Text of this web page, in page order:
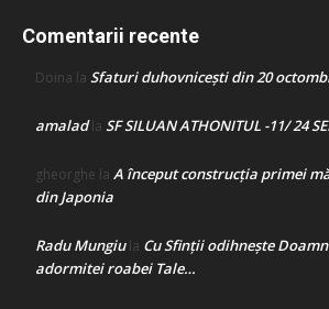
Comentarii recente
Doina la Sfaturi duhovnicești din 20
amaladla SF SILUAN ATHONITUL -11/ 24
gheorghe la A început construcţia primei
din Japonia
Radu Mungiula Cu Sfinții odihnește
adormitei roabei Tale…